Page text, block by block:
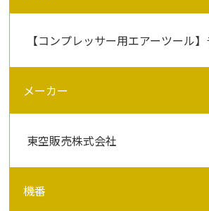
【コンプレッサー用エアーツール
メーカー
東空販売株式会社
機番